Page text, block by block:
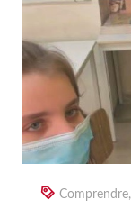
Comprendre,